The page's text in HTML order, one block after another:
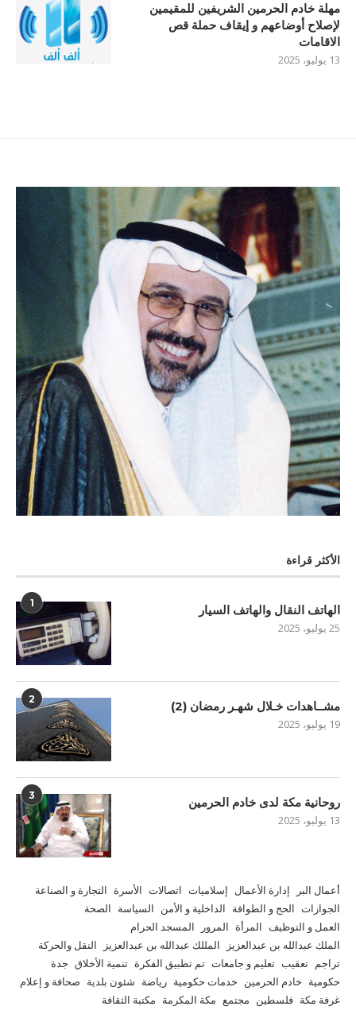
مهلة خادم الحرمين الشريفين للمقيمين
لإصلاح أوضاعهم و إيقاف حملة قص
الاقامات
13 يوليو، 2025
الأكثر قراءة
1 الهاتف النقال والهاتف السيار
25 يوليو، 2025
2 مشــاهدات خـلال شهـر رمضان (2)
19 يوليو، 2025
3 روحانية مكة لدى خادم الحرمين
13 يوليو، 2025
أعمال البر إدارة الأعمال إسلاميات اتصالات الأسرة التجارة و الصناعة
الجوازات الحج و الطوافة الداخلية و الأمن السياسة الصحة
العمل و التوظيف المرأة المرور
المسجد الحرام
الملك عبدالله بن عبدالعزيز
المللك عبدالله بن عبدالعزيز
النقل والحركة
تراجم تعقيب تعليم و جامعات تم تطبيق الفكرة تنمية الأخلاق جدة
حكومية خادم الحرمين خدمات حكومية رياضة شئون بلدية صحافة و إعلام
غرفة مكة فلسطين مجتمع مكة المكرمة مكتبة الثقافة